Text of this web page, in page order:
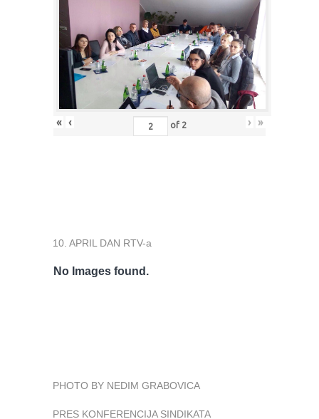
« ‹ of 2 › »
10. APRIL DAN RTV-a
No Images found.
PHOTO BY NEDIM GRABOVICA
PRES KONFERENCIJA SINDIKATA